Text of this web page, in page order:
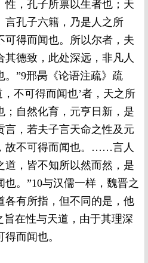
性，孔子所禀以生者也；天
言孔子六籍，乃是人之所
可得而闻也。所以尔者，夫
德致，此处深远，非凡人
。”9邢昺《论语注疏》疏
不可得而闻也’者，天之所
；自然化育，元亨日新，是
言，若夫子言天命之性及元
故不可得而闻也。……言人
道，皆不知所以然而然，是
。”10与汉儒一样，魏晋之
各有所指，但不同的是，他
旨在性与天道，由于其理深
而闻也。